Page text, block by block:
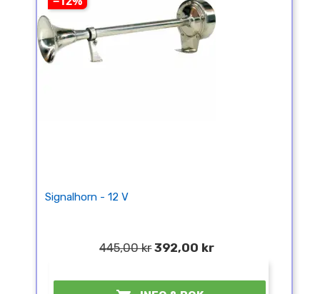
Signalhorn - 12 V
445,00 kr 392,00 kr